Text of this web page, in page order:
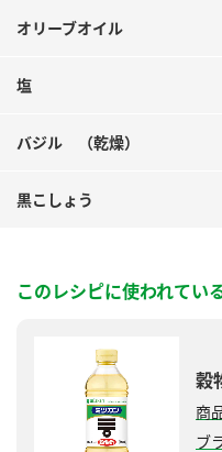
業務用サイト
オリーブオイル
塩
バジル （乾燥）
黒こしょう
このレシピに使われてい
穀
商
ブ